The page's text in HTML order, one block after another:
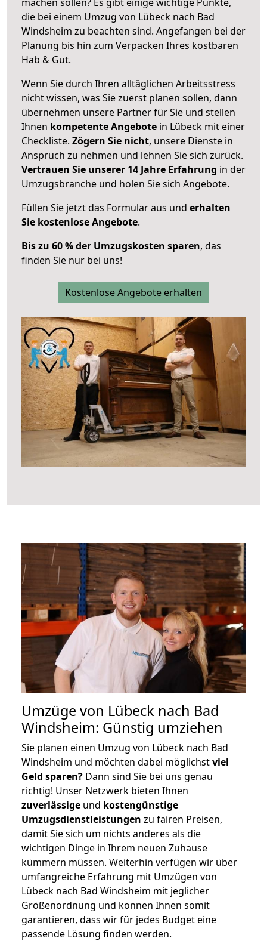
die bei einem Umzug von Lübeck nach Bad
Windsheim zu beachten sind. Angefangen bei der
Planung bis hin zum Verpacken Ihres kostbaren
Hab & Gut.
Wenn Sie durch Ihren alltäglichen Arbeitsstress
nicht wissen, was Sie zuerst planen sollen, dann
übernehmen unsere Partner für Sie und stellen
Ihnen kompetente Angebote in Lübeck mit einer
Checkliste. Zögern Sie nicht, unsere Dienste in
Anspruch zu nehmen und lehnen Sie sich zurück.
Vertrauen Sie unserer 14 Jahre Erfahrung in der
Umzugsbranche und holen Sie sich Angebote.
Füllen Sie jetzt das Formular aus und erhalten
Sie kostenlose Angebote.
Bis zu 60 % der Umzugskosten sparen, das
finden Sie nur bei uns!
Kostenlose Angebote erhalten
Umzüge von Lübeck nach Bad
Windsheim: Günstig umziehen
Sie planen einen Umzug von Lübeck nach Bad
Windsheim und möchten dabei möglichstviel
Geld sparen? Dann sind Sie bei uns genau
richtig! Unser Netzwerk bieten Ihnen
zuverlässige und kostengünstige
Umzugsdienstleistungen zu fairen Preisen,
damit Sie sich um nichts anderes als die
wichtigen Dinge in Ihrem neuen Zuhause
kümmern müssen. Weiterhin verfügen wir über
umfangreiche Erfahrung mit Umzügen von
Lübeck nach Bad Windsheim mit jeglicher
Größenordnung und können Ihnen somit
garantieren, dass wir für jedes Budget eine
passende Lösung finden werden.